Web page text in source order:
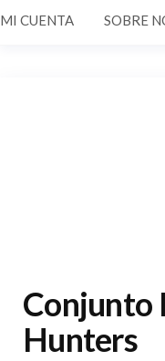
MI CUENTA SOBRE
Conjunto
Hunters